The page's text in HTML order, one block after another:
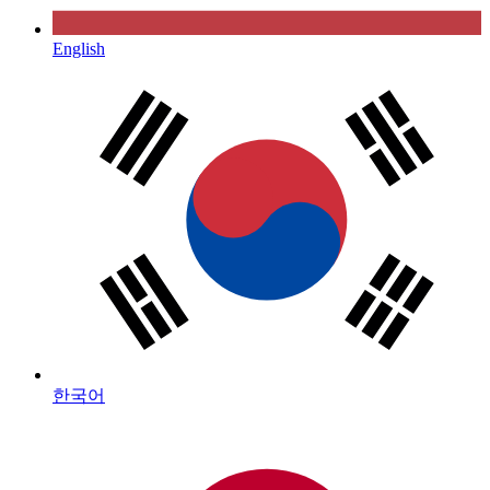
English
한국어